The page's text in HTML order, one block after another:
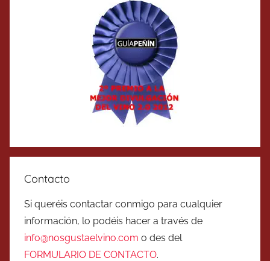
Contacto
Si queréis contactar conmigo para cualquier
información, lo podéis hacer a través de
info@nosgustaelvino.com o des del
FORMULARIO DE CONTACTO.